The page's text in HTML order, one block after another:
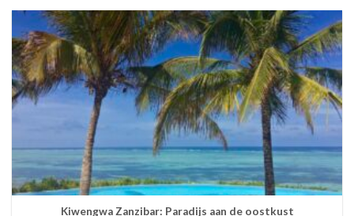
Kiwengwa Zanzibar: Paradijs aan de oostkust